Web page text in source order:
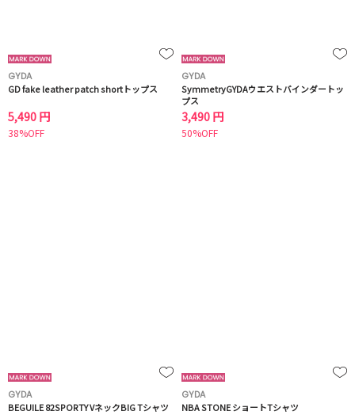
GYDA
GD fake leather patch shortトップス
5,490 円
38%OFF
GYDA
SymmetryGYDAウエストバインダートッ
プス
3,490 円
50%OFF
GYDA
BEGUILE 82SPORTY VネックBIG Tシャツ
GYDA
NBA STONE ショートTシャツ